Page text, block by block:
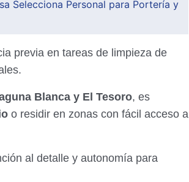
Selecciona Personal para Portería y
previa en tareas de limpieza de
Blanca y El Tesoro, es
o residir en zonas con fácil acceso a
al detalle y autonomía para